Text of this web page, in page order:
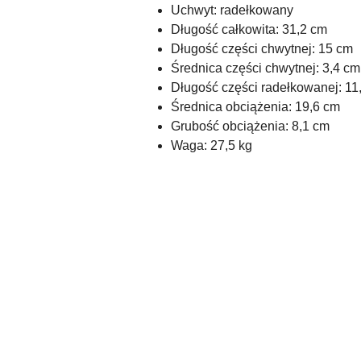
Uchwyt: radełkowany
Długość całkowita: 31,2 cm
Długość części chwytnej: 15 cm
Średnica części chwytnej: 3,4 cm
Długość części radełkowanej:
Średnica obciążenia: 19,6 cm
Grubość obciążenia: 8,1 cm
Waga: 27,5 kg